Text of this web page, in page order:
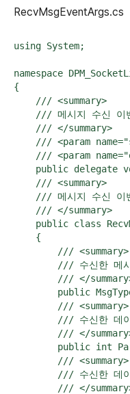
RecvMsgEventArgs.cs
using System;
namespace
{
    /// <summary>
/// 메시지 수신 이
    /// </summary>
/// <param
/// <param
public delegate
    /// <summary>
/// 메시지 수신 이
    /// </summary>
public class
    {
        /// <summary>
/// 수신한 메
/// </
public
        /// <summary>
/// 수신한 데
/// </
public int
        /// <summary>
/// 수신한 데
/// </